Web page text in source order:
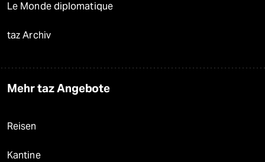
Le Monde diplomatique
taz Archiv
Mehr taz Angebote
Reisen
Kantine